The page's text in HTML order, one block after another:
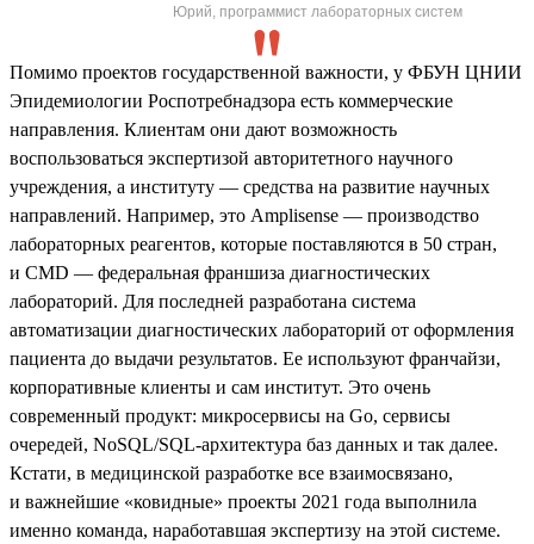
Юрий, программист лабораторных систем
Помимо проектов государственной важности, у ФБУН ЦНИИ
Эпидемиологии Роспотребнадзора есть коммерческие
направления. Клиентам они дают возможность
воспользоваться экспертизой авторитетного научного
учреждения, а институту — средства на развитие научных
направлений. Например, это Amplisense — производство
лабораторных реагентов, которые поставляются в 50 стран,
и CMD — федеральная франшиза диагностических
лабораторий. Для последней разработана система
автоматизации диагностических лабораторий от оформления
пациента до выдачи результатов. Ее используют франчайзи,
корпоративные клиенты и сам институт. Это очень
современный продукт: микросервисы на Go, сервисы
очередей, NoSQL/SQL-архитектура баз данных и так далее.
Кстати, в медицинской разработке все взаимосвязано,
и важнейшие «ковидные» проекты 2021 года выполнила
именно команда, наработавшая экспертизу на этой системе.